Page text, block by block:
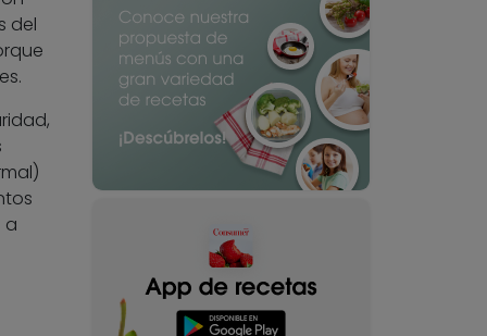
del
a